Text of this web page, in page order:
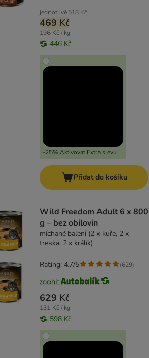
jednotlivě 518 Kč
469 Kč
196 Kč / kg
446 Kč
-25% Aktivovat Extra slevu
Přidat do košíku
Wild Freedom Adult 6 x 800
g – bez obilovin
míchané balení (2 x kuře, 2 x
treska, 2 x králík)
629 Kč
131 Kč / kg
598 Kč
Rating: 4.7/5 (629)